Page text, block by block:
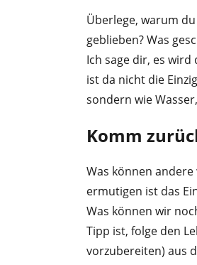
Überlege, warum
geblieben? Was
Ich sage dir, es
ist da nicht die
sondern wie
Komm
Was können
ermutigen ist das
Was können wir
Tipp ist, folge den
vorzubereiten) aus